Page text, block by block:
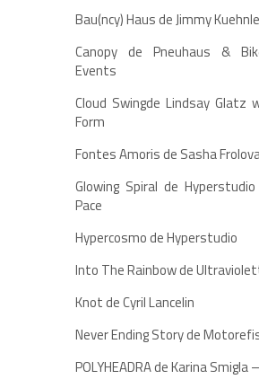
Bau(ncy) Haus de Jimmy Kuehnle
Canopy de Pneuhaus &
Events
Cloud Swingde Lindsay Glatz
Form
Fontes Amoris de Sasha
Glowing Spiral de
Pace
Hypercosmo de Hyperstudio
Into The Rainbow de
Knot de Cyril Lancelin
Never Ending Story de
POLYHEADRA de Karina Smigla